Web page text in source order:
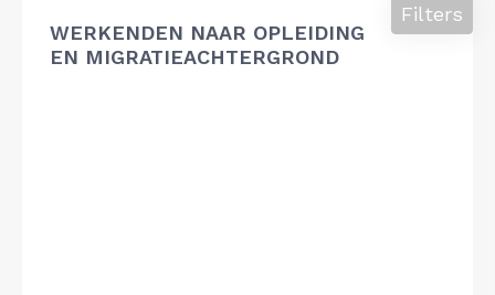
WERKENDEN NAAR OPLEIDING
EN MIGRATIEACHTERGROND
Filters